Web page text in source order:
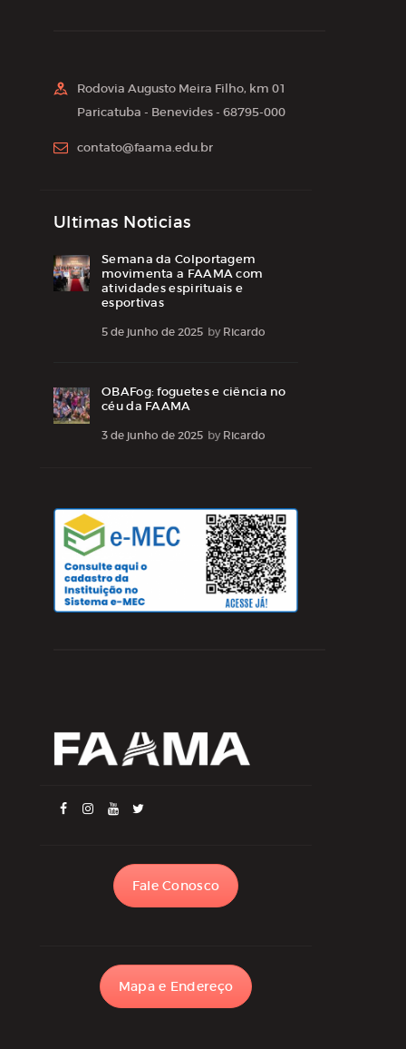
Rodovia Augusto Meira Filho, km 01
Paricatuba - Benevides - 68795-000
contato@faama.edu.br
Ultimas Noticias
Semana da Colportagem
movimenta a FAAMA com
atividades espirituais e
esportivas
5 de junho de 2025 by Ricardo
OBAFog: foguetes e ciência no
céu da FAAMA
3 de junho de 2025 by Ricardo
Fale Conosco
Mapa e Endereço